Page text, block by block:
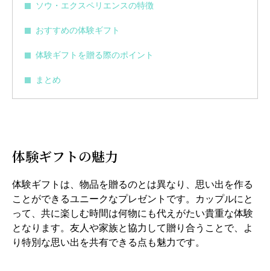
ソウ・エクスペリエンスの特徴
おすすめの体験ギフト
体験ギフトを贈る際のポイント
まとめ
体験ギフトの魅力
体験ギフトは、物品を贈るのとは異なり、思い出を作る
ことができるユニークなプレゼントです。カップルにと
って、共に楽しむ時間は何物にも代えがたい貴重な体験
となります。友人や家族と協力して贈り合うことで、よ
り特別な思い出を共有できる点も魅力です。